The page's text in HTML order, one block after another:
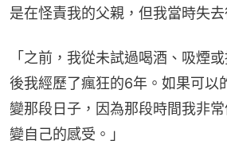
是在怪責我的父親，但我當時失去
「之前，我從未試過喝酒、吸煙
後我經歷了瘋狂的6年。如果可以
變那段日子，因為那段時間我非
變自己的感受。」